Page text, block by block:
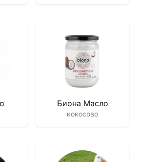
Биона Масло
кокосово